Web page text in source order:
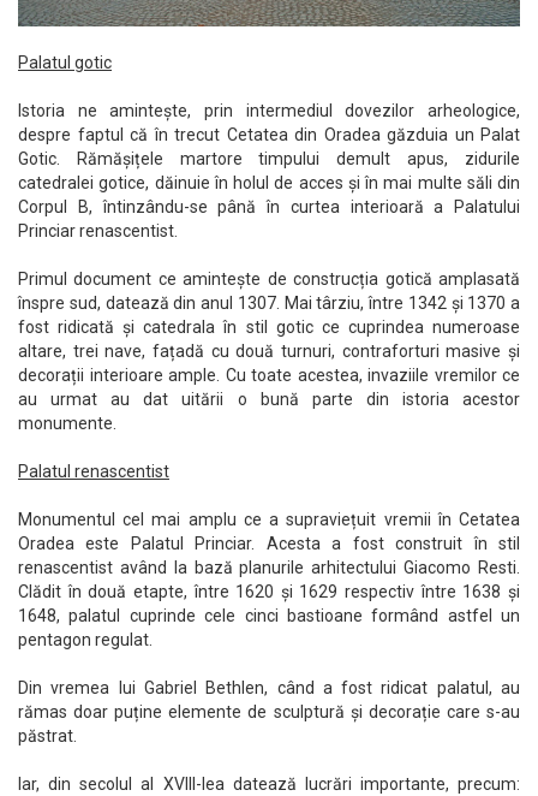
Palatul gotic
Istoria ne amintește, prin intermediul dovezilor arheologice,
despre faptul că în trecut Cetatea din Oradea găzduia un Palat
Gotic. Rămășițele martore timpului demult apus, zidurile
catedralei gotice, dăinuie în holul de acces și în mai multe săli din
Corpul B, întinzându-se până în curtea interioară a Palatului
Princiar renascentist.
Primul document ce amintește de construcția gotică amplasată
înspre sud, datează din anul 1307. Mai târziu, între 1342 și 1370 a
fost ridicată și catedrala în stil gotic ce cuprindea numeroase
altare, trei nave, fațadă cu două turnuri, contraforturi masive și
decorații interioare ample. Cu toate acestea, invaziile vremilor ce
au urmat au dat uitării o bună parte din istoria acestor
monumente.
Palatul renascentist
Monumentul cel mai amplu ce a supraviețuit vremii în Cetatea
Oradea este Palatul Princiar. Acesta a fost construit în stil
renascentist având la bază planurile arhitectului Giacomo Resti.
Clădit în două etapte, între 1620 și 1629 respectiv între 1638 și
1648, palatul cuprinde cele cinci bastioane formând astfel un
pentagon regulat.
Din vremea lui Gabriel Bethlen, când a fost ridicat palatul, au
rămas doar puține elemente de sculptură și decorație care s-au
păstrat.
Iar, din secolul al XVIII-lea datează lucrări importante, precum: